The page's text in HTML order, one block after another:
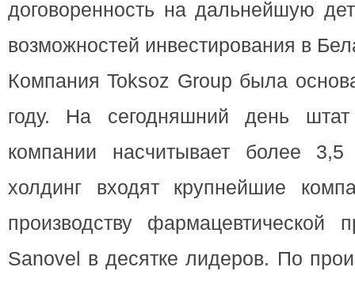
договоренность на дальнейшую
возможностей инвестирования в
Компания Toksoz Group была
году. На сегодняшний день штат
компании насчитывает более
холдинг входят крупнейшие
производству
Sanovel в десятке лидеров. По